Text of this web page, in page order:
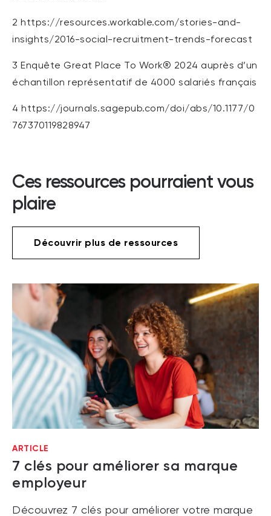
2 https://resources.workable.com/stories-and-
insights/2016-social-recruitment-trends-forecast
3 Enquête Great Place To Work® 2024 auprès d’un
échantillon représentatif de 4000 salariés français
4 https://journals.sagepub.com/doi/abs/10.1177/0
767370119828947
Ces ressources pourraient vous
plaire
Découvrir plus de ressources
ARTICLE
7 clés pour améliorer sa marque
employeur
Découvrez 7 clés pour améliorer votre marque